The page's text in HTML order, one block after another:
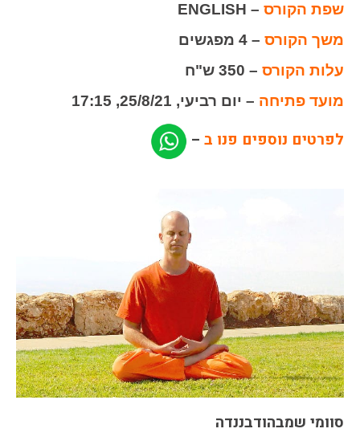
שפת הקורס – ENGLISH
משך הקורס – 4 מפגשים
עלות הקורס – 350 ש"ח
מועד פתיחה – יום רביעי, 25/8/21, 17:15
לפרטים נוספים פנו ב –
סוומי שמבהודבננדה